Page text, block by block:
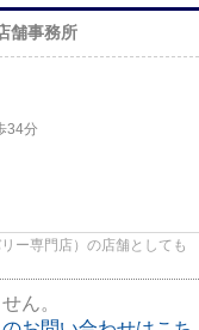
舗事務所
34分
ー専門店）の店舗としても
ん。